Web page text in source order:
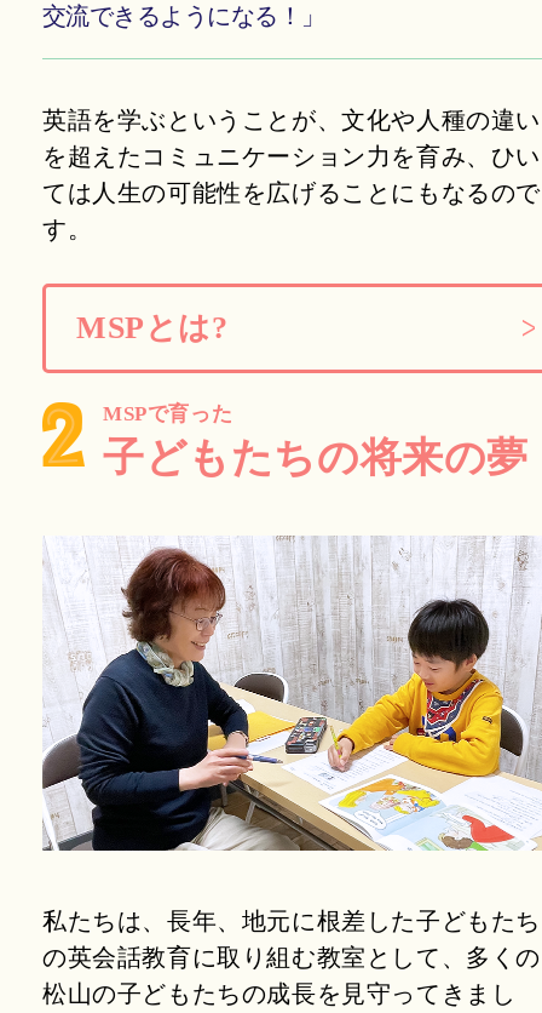
交流できるようになる！」
英語を学ぶということが、文化や人種の違い
を超えたコミュニケーション力を育み、ひい
ては人生の可能性を広げることにもなるので
す。
MSPとは?
MSPで育った
子どもたちの将来の夢
私たちは、長年、地元に根差した子どもたち
の英会話教育に取り組む教室として、 多くの
松山の子どもたちの成長を見守ってきまし